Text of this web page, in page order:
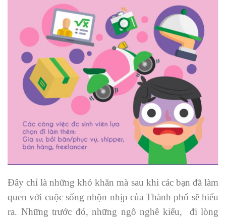
Đây chỉ là những khó khăn mà sau khi các bạn đã làm
quen với cuộc sống nhộn nhịp của Thành phố sẽ hiểu
ra. Những trước đó, những ngô nghê kiểu, đi lòng